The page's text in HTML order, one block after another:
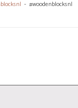
- #woodenblocksnl